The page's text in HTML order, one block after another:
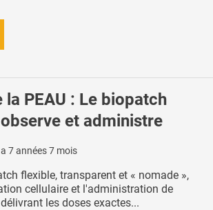
la PEAU : Le biopatch
et administre
7 années 7 mois
flexible, transparent et « nomade »,
cellulaire et l'administration de
les doses exactes...